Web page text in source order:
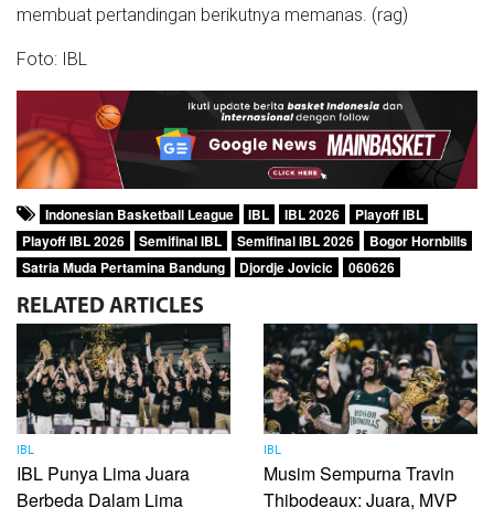
membuat pertandingan berikutnya memanas. (rag)
Foto: IBL
Indonesian Basketball League IBL IBL 2026
Playoff IBL
Playoff IBL 2026
Semifinal IBL Semifinal IBL 2026
Bogor Hornbills
Satria Muda Pertamina Bandung
Djordje Jovicic 060626
RELATED ARTICLES
IBL
IBL Punya Lima Juara
Berbeda Dalam Lima
IBL
Musim Sempurna Travin
Thibodeaux: Juara, MVP